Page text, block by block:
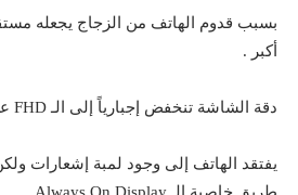
بسبب قدوم الهاتف من الزجاج يجعله
أكبر .
دقة الشاشة تنخفض إجبارياً إلى الـ FHD عن إستخدام الـ 120hz .
يفتقد الهاتف إلى وجود لمبة إشعارات